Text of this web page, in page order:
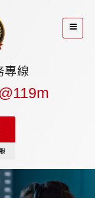
專線